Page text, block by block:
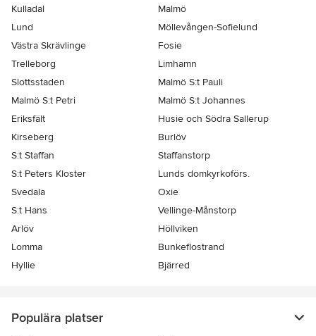
Kulladal
Malmö
Lund
Möllevången-Sofielund
Västra Skrävlinge
Fosie
Trelleborg
Limhamn
Slottsstaden
Malmö S:t Pauli
Malmö S:t Petri
Malmö S:t Johannes
Eriksfält
Husie och Södra Sallerup
Kirseberg
Burlöv
S:t Staffan
Staffanstorp
S:t Peters Kloster
Lunds domkyrkoförs.
Svedala
Oxie
S:t Hans
Vellinge-Månstorp
Arlöv
Höllviken
Lomma
Bunkeflostrand
Hyllie
Bjärred
Populära platser